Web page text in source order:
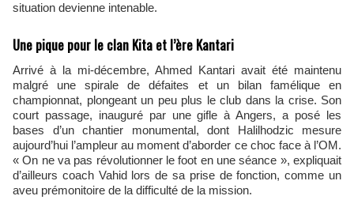
situation devienne intenable.
Une pique pour le clan Kita et l’ère Kantari
Arrivé à la mi-décembre, Ahmed Kantari avait été maintenu
malgré une spirale de défaites et un bilan famélique en
championnat, plongeant un peu plus le club dans la crise. Son
court passage, inauguré par une gifle à Angers, a posé les
bases d’un chantier monumental, dont Halilhodzic mesure
aujourd’hui l’ampleur au moment d’aborder ce choc face à l’OM.
« On ne va pas révolutionner le foot en une séance », expliquait
d’ailleurs coach Vahid lors de sa prise de fonction, comme un
aveu prémonitoire de la difficulté de la mission.